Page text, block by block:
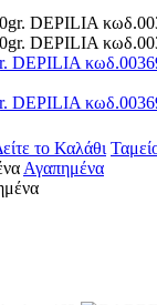
DEPILIA
DEPILIA
το Καλάθι
Αγαπημένα